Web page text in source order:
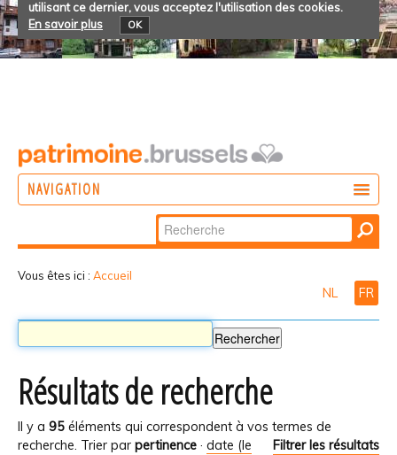
utilisant ce dernier, vous acceptez l'utilisation des cookies.
En savoir plus
OK
NAVIGATION
Chercher par
Recherche
Vous êtes ici : Accueil
NL FR
Résultats de recherche
Il y a 95 éléments qui correspondent à vos termes de
recherche.
Filtrer les résultats
Trier par pertinence · date (le